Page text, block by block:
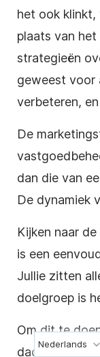
het ook klinkt,
plaats van
strategieën
geweest voor
verbeteren,
De
dan die van
De dynamiek
Kijken naar
is een
Jullie zitten
doelgroep is
Om dit te
dag waarop
Nederlands